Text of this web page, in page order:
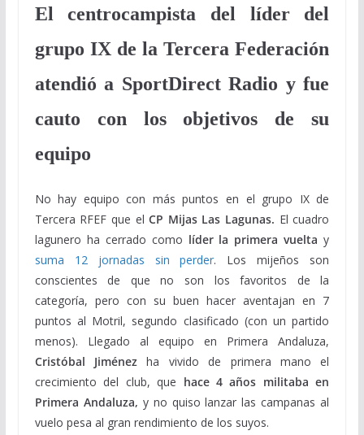
El centrocampista del líder del
grupo IX de la Tercera Federación
atendió a SportDirect Radio y fue
cauto con los objetivos de su
equipo
No hay equipo con más puntos en el grupo IX de
Tercera RFEF que elCP Mijas Las Lagunas. El cuadro
lagunero ha cerrado como líder la primera vuelta y
suma 12 jornadas sin perder. Los mijeños son
conscientes de que no son los favoritos de la
categoría, pero con su buen hacer aventajan en 7
puntos al Motril, segundo clasificado (con un partido
menos). Llegado al equipo en Primera Andaluza,
Cristóbal Jiménez ha vivido de primera mano el
crecimiento del club, que hace 4 años militaba en
Primera Andaluza, y no quiso lanzar las campanas al
vuelo pesa al gran rendimiento de los suyos.